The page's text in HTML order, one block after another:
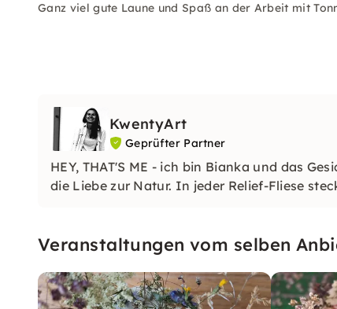
Ganz viel gute Laune und Spaß an der Arbeit mit
KwentyArt
Geprüfter Partner
HEY, THAT'S ME - ich bin Bianka und das
die Liebe zur Natur. In jeder Relief-Fliese
Veranstaltungen vom selben